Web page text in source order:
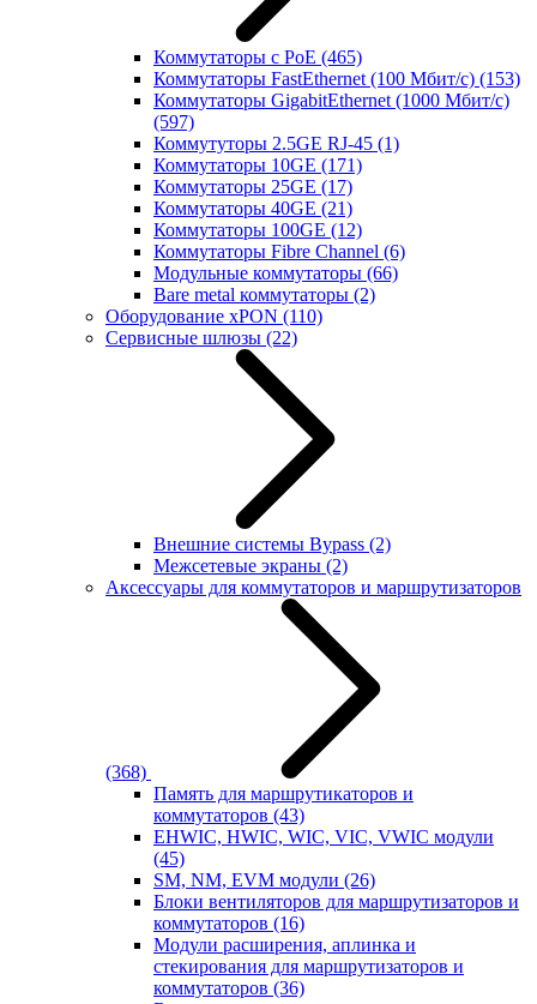
Коммутаторы с PoE (465)
Коммутаторы FastEthernet (100 Мбит/с) (153)
Коммутаторы GigabitEthernet (1000 Мбит/с)
(597)
Коммутуторы 2.5GE RJ-45 (1)
Коммутаторы 10GE (171)
Коммутаторы 25GE (17)
Коммутаторы 40GE (21)
Коммутаторы 100GE (12)
Коммутаторы Fibre Channel (6)
Модульные коммутаторы (66)
Bare metal коммутаторы (2)
Оборудование xPON (110)
Сервисные шлюзы (22)
Внешние системы Bypass (2)
Межсетевые экраны (2)
Аксессуары для коммутаторов и маршрутизаторов
(368)
Память для маршрутикаторов и
коммутаторов (43)
EHWIC, HWIC, WIC, VIC, VWIC модули
(45)
SM, NM, EVM модули (26)
Блоки вентиляторов для маршрутизаторов и
коммутаторов (16)
Модули расширения, аплинка и
стекирования для маршрутизаторов и
коммутаторов (36)